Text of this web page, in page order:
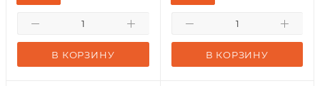
В КОРЗИНУ В КОРЗИНУ